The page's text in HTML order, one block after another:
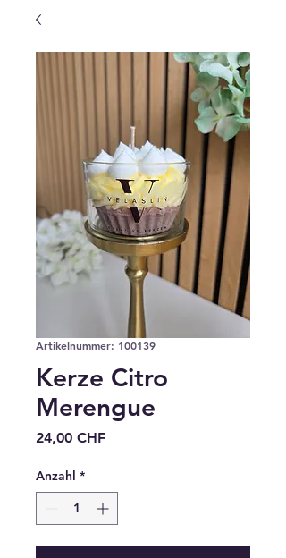
Artikelnummer: 100139
Kerze Citro
Merengue
24,00 CHFPreis
Anzahl *